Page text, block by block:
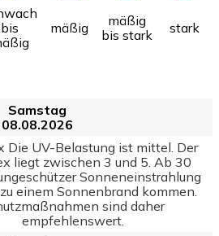
bis
mäßig
mäßig
bis stark
stark
Samstag
08.08.2026
Die UV-Belastung ist mittel. Der
liegt zwischen 3 und 5. Ab 30
Sonneneinstrahlung
einem Sonnenbrand kommen.
sind daher
empfehlenswert.